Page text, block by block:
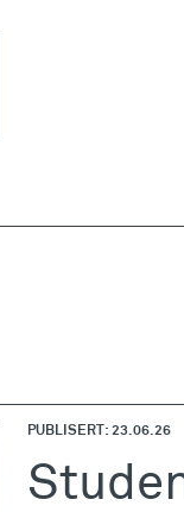
PUBLISERT: 23.06.26